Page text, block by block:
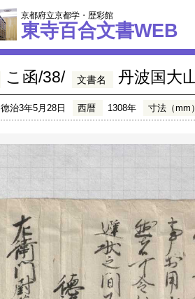
京都府立京都学・歴彩館
東寺百合文書WEB
こ函/38/ 文書名 丹波国大
徳治3年5月28日 西暦 1308年 寸法（mm）